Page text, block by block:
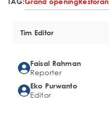
Tim Editor
Faisal Rahman
Reporter
Eko Purwanto
Editor